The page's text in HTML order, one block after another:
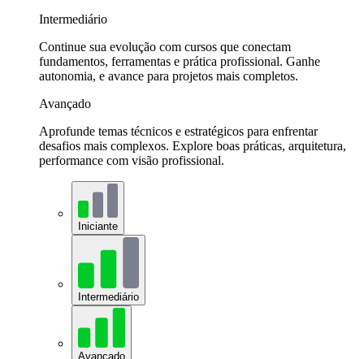
Intermediário
Continue sua evolução com cursos que conectam
fundamentos, ferramentas e prática profissional. Ganhe
autonomia, e avance para projetos mais completos.
Avançado
Aprofunde temas técnicos e estratégicos para enfrentar
desafios mais complexos. Explore boas práticas, arquitetura,
performance com visão profissional.
Iniciante
Intermediário
Avançado